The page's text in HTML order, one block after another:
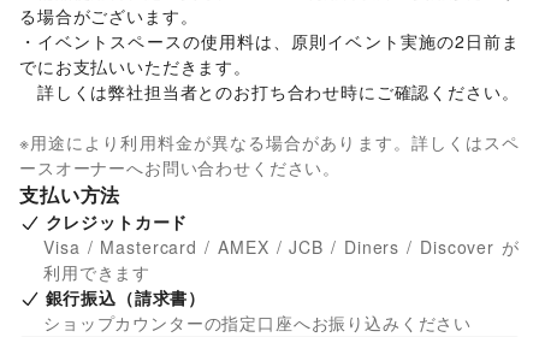
る場合がございます。
・イベントスペースの使用料は、原則イベント実施の2日前ま
でにお支払いいただきます。
詳しくは弊社担当者とのお打ち合わせ時にご確認ください。
※用途により利用料金が異なる場合があります。詳しくはスペ
ースオーナーへお問い合わせください。
支払い方法
クレジットカード
Visa / Mastercard / AMEX / JCB / Diners / Discover が
利用できます
銀行振込（請求書）
ショップカウンターの指定口座へお振り込みください